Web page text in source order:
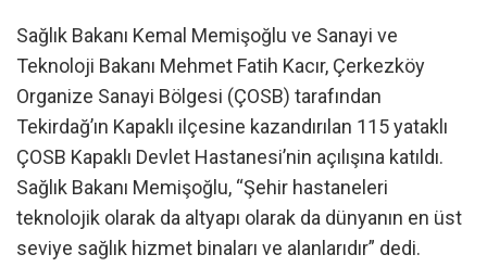
Sağlık Bakanı Kemal Memişoğlu ve Sanayi ve
Teknoloji Bakanı Mehmet Fatih Kacır, Çerkezköy
Organize Sanayi Bölgesi (ÇOSB) tarafından
Tekirdağ’ın Kapaklı ilçesine kazandırılan 115 yataklı
ÇOSB Kapaklı Devlet Hastanesi’nin açılışına katıldı.
Sağlık Bakanı Memişoğlu, “Şehir hastaneleri
teknolojik olarak da altyapı olarak da dünyanın en üst
seviye sağlık hizmet binaları ve alanlarıdır” dedi.